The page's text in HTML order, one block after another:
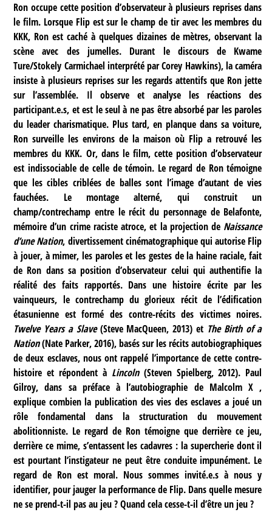
Ron occupe cette position d’observateur à plusieurs reprises dans
le film. Lorsque Flip est sur le champ de tir avec les membres du
KKK, Ron est caché à quelques dizaines de mètres, observant la
scène avec des jumelles. Durant le discours de Kwame
Ture/Stokely Carmichael interprété par Corey Hawkins), la caméra
insiste à plusieurs reprises sur les regards attentifs que Ron jette
sur l’assemblée. Il observe et analyse les réactions des
participant.e.s, et est le seul à ne pas être absorbé par les paroles
du leader charismatique. Plus tard, en planque dans sa voiture,
Ron surveille les environs de la maison où Flip a retrouvé les
membres du KKK. Or, dans le film, cette position d’observateur
est indissociable de celle de témoin. Le regard de Ron témoigne
que les cibles criblées de balles sont l’image d’autant de vies
fauchées. Le montage alterné, qui construit un
champ/contrechamp entre le récit du personnage de Belafonte,
mémoire d’un crime raciste atroce, et la projection de Naissance
d’une Nation, divertissement cinématographique qui autorise Flip
à jouer, à mimer, les paroles et les gestes de la haine raciale, fait
de Ron dans sa position d’observateur celui qui authentifie la
réalité des faits rapportés. Dans une histoire écrite par les
vainqueurs, le contrechamp du glorieux récit de l’édification
étasunienne est formé des contre-récits des victimes noires.
Twelve Years a Slave(Steve MacQueen, 2013) et The Birth of a
Nation(Nate Parker, 2016), basés sur les récits autobiographiques
de deux esclaves, nous ont rappelé l’importance de cette contre-
histoire et répondent à Lincoln(Steven Spielberg, 2012). Paul
Gilroy, dans sa préface à l’autobiographie de Malcolm X ,
explique combien la publication des vies des esclaves a joué un
rôle fondamental dans la structuration du mouvement
abolitionniste. Le regard de Ron témoigne que derrière ce jeu,
derrière ce mime, s’entassent les cadavres : la supercherie dont il
est pourtant l’instigateur ne peut être conduite impunément. Le
regard de Ron est moral. Nous sommes invité.e.s à nous y
identifier, pour jauger la performance de Flip. Dans quelle mesure
ne se prend-t-il pas au jeu ? Quand cela cesse-t-il d’être un jeu ?